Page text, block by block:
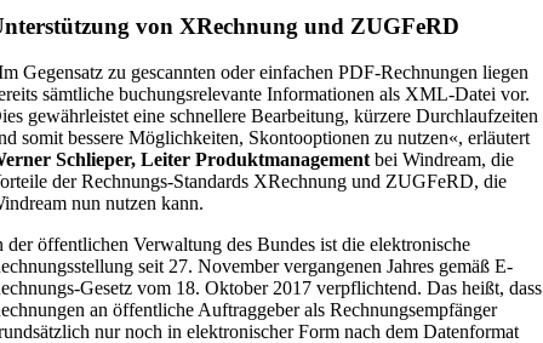
von XRechnung und ZUGFeRD
Gegensatz zu gescannten oder einfachen PDF-Rechnungen liegen
sämtliche buchungsrelevante Informationen als XML-Datei vor.
gewährleistet eine schnellere Bearbeitung, kürzere Durchlaufzeiten
somit bessere Möglichkeiten, Skontooptionen zu nutzen«, erläutert
Schlieper, Leiter Produktmanagement bei Windream, die
der Rechnungs-Standards XRechnung und ZUGFeRD, die
nun nutzen kann.
der öffentlichen Verwaltung des Bundes ist die elektronische
seit 27. November vergangenen Jahres gemäß E-
Gesetz vom 18. Oktober 2017 verpflichtend. Das heißt, dass
an öffentliche Auftraggeber als Rechnungsempfänger
nur noch in elektronischer Form nach dem Datenformat